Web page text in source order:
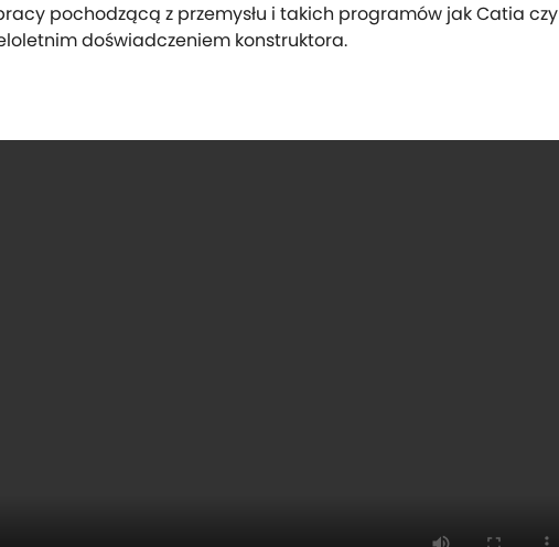
pochodzącą z przemysłu i takich programów jak Catia czy
doświadczeniem konstruktora.